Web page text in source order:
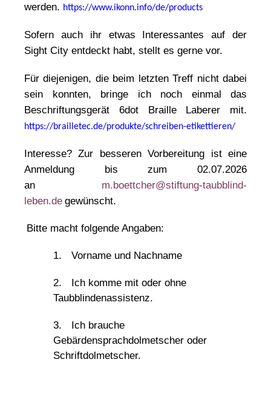
werden. https://www.ikonn.info/de/products
Sofern auch ihr etwas Interessantes auf der
Sight City entdeckt habt, stellt es gerne vor.
Für diejenigen, die beim letzten Treff nicht dabei
sein konnten, bringe ich noch einmal das
Beschriftungsgerät 6dot Braille Laberer mit.
https://brailletec.de/produkte/schreiben-etikettieren/
Interesse? Zur besseren Vorbereitung ist eine
Anmeldung bis zum 02.07.2026
an m.boettcher@stiftung-taubblind-
leben.de gewünscht.
Bitte macht folgende Angaben:
1. Vorname und Nachname
2.
Ich komme mit oder ohne
Taubblindenassistenz.
3.
Ich brauche
Gebärdensprachdolmetscher oder
Schriftdolmetscher.